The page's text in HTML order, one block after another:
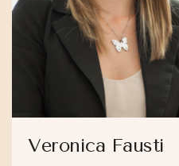
Veronica Fausti